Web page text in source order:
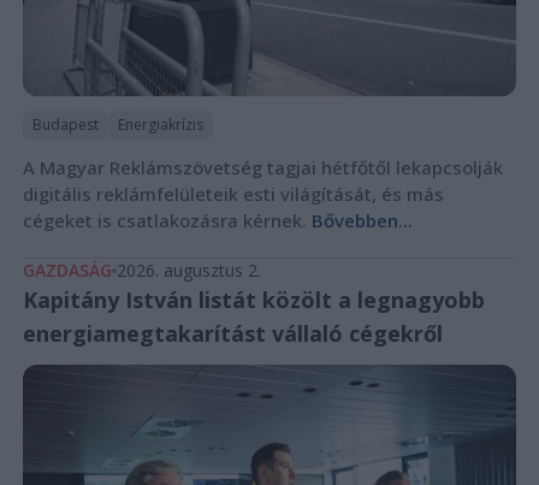
Budapest Energiakrízis
A Magyar Reklámszövetség tagjai hétfőtől lekapcsolják
digitális reklámfelületeik esti világítását, és más
cégeket is csatlakozásra kérnek. Bővebben...
GAZDASÁG 2026. augusztus 2.
Kapitány István listát közölt a legnagyobb
energiamegtakarítást vállaló cégekről